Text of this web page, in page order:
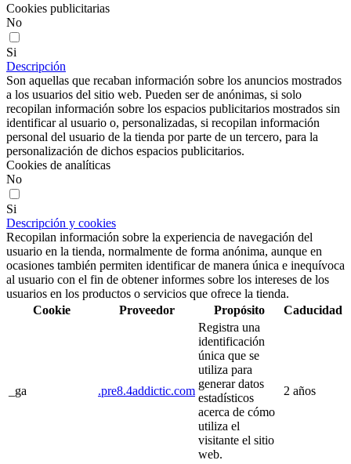
Cookies publicitarias
No
Si
Descripción
Son aquellas que recaban información sobre los anuncios mostrados
a los usuarios del sitio web. Pueden ser de anónimas, si solo
recopilan información sobre los espacios publicitarios mostrados sin
identificar al usuario o, personalizadas, si recopilan información
personal del usuario de la tienda por parte de un tercero, para la
personalización de dichos espacios publicitarios.
Cookies de analíticas
No
Si
Descripción y cookies
Recopilan información sobre la experiencia de navegación del
usuario en la tienda, normalmente de forma anónima, aunque en
ocasiones también permiten identificar de manera única e inequívoca
al usuario con el fin de obtener informes sobre los intereses de los
usuarios en los productos o servicios que ofrece la tienda.
Cookie
Proveedor Propósito Caducidad
_ga .pre8.4addictic.com
Registra una
identificación
única que se
utiliza para
generar datos
estadísticos
acerca de cómo
utiliza el
visitante el sitio
web.
2 años